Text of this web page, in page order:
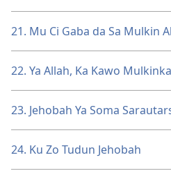
21. Mu Ci Gaba da Sa Mulkin
22. Ya Allah, Ka Kawo
23. Jehobah Ya Soma
24. Ku Zo Tudun Jehobah